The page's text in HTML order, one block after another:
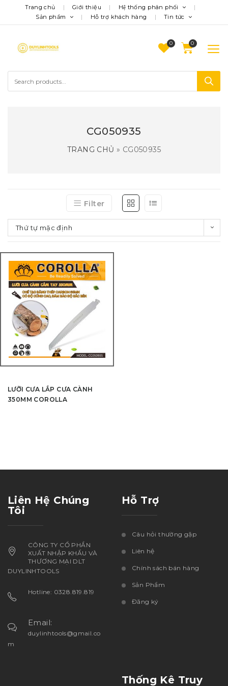
Trang chủ Giới thiệu
Hệ thống phân phối
Sản phẩm
Hỗ trợ khách hàng Tin tức
0
CG050935
TRANG CHỦ » CG050935
Filter
Thứ tự mặc định
LƯỠI CƯA LẮP CƯA CÀNH
350MM COROLLA
Liên Hệ Chúng
Tôi
CÔNG TY CỔ PHẦN
XUẤT NHẬP KHẨU VÀ
THƯƠNG MẠI DLT
DUYLINHTOOLS
Hotline: 0328.819.819
Email:
duylinhtools@gmail.co
m
Hỗ Trợ
Câu hỏi thường gặp
Liên hệ
Chính sách bán hàng
Sản Phẩm
Đăng ký
Thống Kê Truy